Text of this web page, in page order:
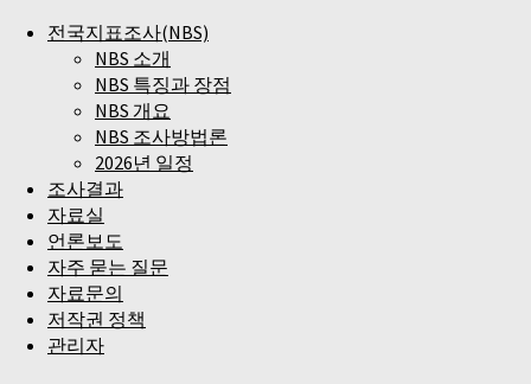
전국지표조사(NBS)
NBS 소개
NBS 특징과 장점
NBS 개요
NBS 조사방법론
2026년 일정
조사결과
자료실
언론보도
자주 묻는 질문
자료문의
저작권 정책
관리자